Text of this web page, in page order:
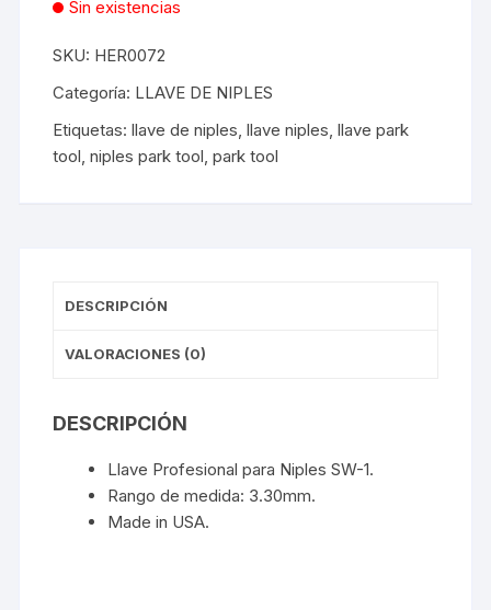
Sin existencias
SKU: HER0072
Categoría: LLAVE DE NIPLES
Etiquetas:llave de niples ,llave niples ,llave park
tool ,niples park tool ,park tool
DESCRIPCIÓN
VALORACIONES (0)
DESCRIPCIÓN
Llave Profesional para Niples SW-1.
Rango de medida: 3.30mm.
Made in USA.